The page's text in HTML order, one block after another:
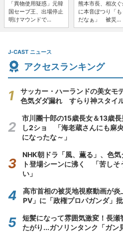
「異物使用疑惑」元韓
国セーブ王、出場停止
明けマウンドで...
熊本市長、相次
に本音ぽつり「も
だなぁ」 被災...
J-CAST ニュース
アクセスランキング
サッカー・ハーランドの美女モ
色気ダダ漏れ すらり神スタイ
市川團十郎の15歳長女＆13歳
し2ショ 「海老蔵さんにも麻
になったな～」
NHK朝ドラ「風、薫る」、色
ト登場シーンに沸く 「苦しそ
い」
高市首相の被災地視察動画が
PV」に「政権プロパガンダ」
短髪になって雰囲気激変！長瀬
たがり...ガソリンタンク「ガン